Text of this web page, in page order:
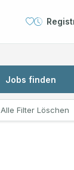
Jobs finden
Alle Filter Löschen